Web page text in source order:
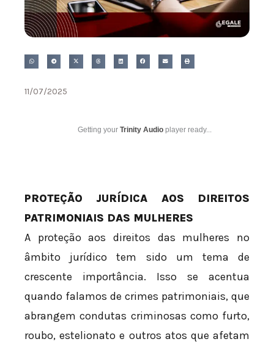
11/07/2025
Getting your Trinity Audio player ready...
PROTEÇÃO JURÍDICA AOS DIREITOS
PATRIMONIAIS DAS MULHERES
A proteção aos direitos das mulheres no
âmbito jurídico tem sido um tema de
crescente importância. Isso se acentua
quando falamos de crimes patrimoniais, que
abrangem condutas criminosas como furto,
roubo, estelionato e outros atos que afetam